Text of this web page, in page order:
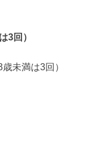
3回）
未満は3回）